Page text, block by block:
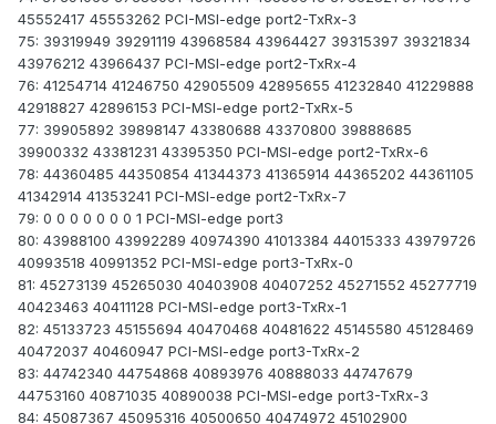
45552417 45553262 PCI-MSI-edge port2-TxRx-3
75: 39319949 39291119 43968584 43964427 39315397 39321834
43976212 43966437 PCI-MSI-edge port2-TxRx-4
76: 41254714 41246750 42905509 42895655 41232840 41229888
42918827 42896153 PCI-MSI-edge port2-TxRx-5
77: 39905892 39898147 43380688 43370800 39888685
39900332 43381231 43395350 PCI-MSI-edge port2-TxRx-6
78: 44360485 44350854 41344373 41365914 44365202 44361105
41342914 41353241 PCI-MSI-edge port2-TxRx-7
79: 0 0 0 0 0 0 0 1 PCI-MSI-edge port3
80: 43988100 43992289 40974390 41013384 44015333 43979726
40993518 40991352 PCI-MSI-edge port3-TxRx-0
81: 45273139 45265030 40403908 40407252 45271552 45277719
40423463 40411128 PCI-MSI-edge port3-TxRx-1
82: 45133723 45155694 40470468 40481622 45145580 45128469
40472037 40460947 PCI-MSI-edge port3-TxRx-2
83: 44742340 44754868 40893976 40888033 44747679
44753160 40871035 40890038 PCI-MSI-edge port3-TxRx-3
84: 45087367 45095316 40500650 40474972 45102900